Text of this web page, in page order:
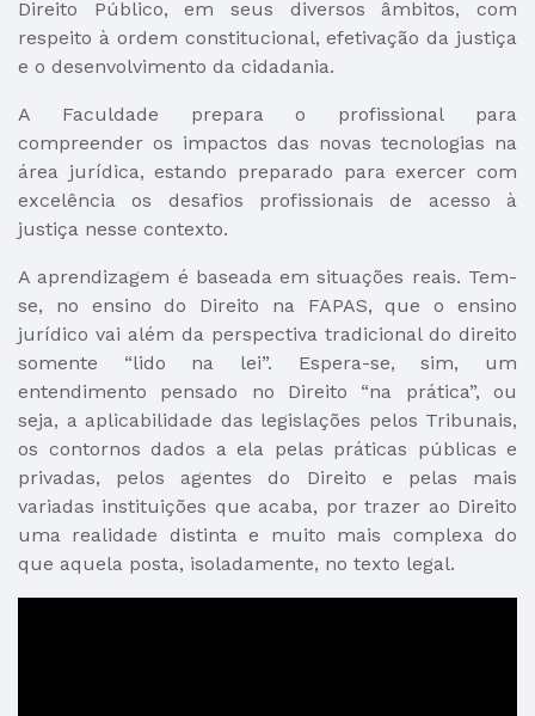
Direito Público, em seus diversos âmbitos, com
respeito à ordem constitucional, efetivação da justiça
e o desenvolvimento da cidadania.
A Faculdade prepara o profissional para
compreender os impactos das novas tecnologias na
área jurídica, estando preparado para exercer com
excelência os desafios profissionais de acesso à
justiça nesse contexto.
A aprendizagem é baseada em situações reais. Tem-
se, no ensino do Direito na FAPAS, que o ensino
jurídico vai além da perspectiva tradicional do direito
somente “lido na lei”. Espera-se, sim, um
entendimento pensado no Direito “na prática”, ou
seja, a aplicabilidade das legislações pelos Tribunais,
os contornos dados a ela pelas práticas públicas e
privadas, pelos agentes do Direito e pelas mais
variadas instituições que acaba, por trazer ao Direito
uma realidade distinta e muito mais complexa do
que aquela posta, isoladamente, no texto legal.